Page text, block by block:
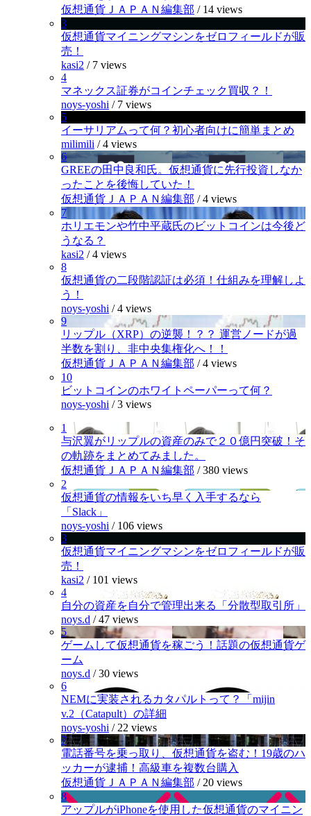
仮想通貨ＪＡＰＡＮ編集部 / 14 views
3
仮想通貨マイニングマシンをゼロフィールドが販
売！
kasi2 / 7 views
4
マネックス証券がコインチェック買収？！
noys-yoshi / 7 views
5
イーサリアムって何？初心者向けに簡単まとめ
milimili /4 views
6
GREEの田中良和氏。仮想通貨に先行投資しなか
ったことを後悔していた！
仮想通貨ＪＡＰＡＮ編集部 /4 views
7
ホリエモンや竹中平蔵氏のビットコインは今後ど
うなる？
kasi2 /4 views
8
仮想通貨の二段階認証は必須！仕組みを理解しよ
う！
noys-yoshi /4 views
9
リップル（XRP）の逆襲！？？ 運営ノードが過
半数を割り、非中央集権化へ！！
仮想通貨ＪＡＰＡＮ編集部 /4 views
10
ビットコインのホワイトペーパーって何？
noys-yoshi /3 views
1
与沢翼がリップルの資産のみで２０億円突破！そ
の軌跡をまとめてみました。
仮想通貨ＪＡＰＡＮ編集部 /380 views
2
仮想通貨の情報をいち早く入手するなら
「Slack」
noys-yoshi / 106 views
3
仮想通貨マイニングマシンをゼロフィールドが販
売！
kasi2 / 101 views
4
自分の資産を自分で管理出来る「分散型取引所」
noys.d /47 views
5
ゲームして仮想通貨を稼ごう！話題の仮想通貨ゲ
ーム
noys.d /30 views
6
NEMに実装されるカタパルトって？「mijin
v.2（Catapult）の詳細
noys-yoshi / 22 views
7
電話番号を乗っ取り、仮想通貨を盗む！19歳のハ
ッカーが逮捕！高級車を複数台購入
仮想通貨ＪＡＰＡＮ編集部 / 20 views
8
アップルがiPhoneを使用した仮想通貨のマイニン